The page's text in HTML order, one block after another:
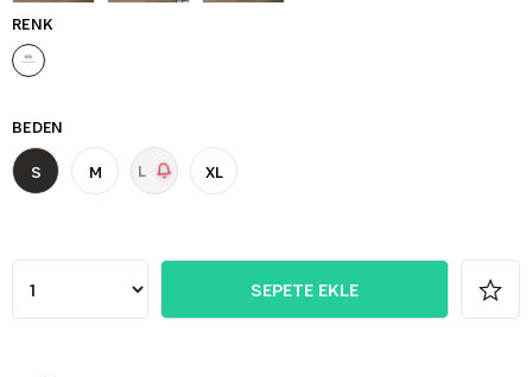
RENK
BEDEN
S M L XL